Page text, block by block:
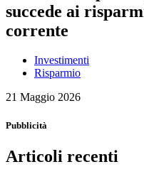
succede ai
corrente
Investimenti
Risparmio
21 Maggio 2026
Pubblicità
Articoli recenti